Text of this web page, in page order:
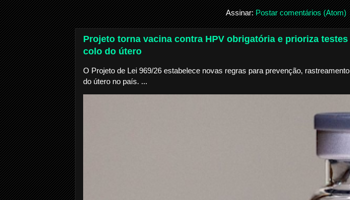
Assinar:Postar comentários (Atom)
Projeto torna vacina contra HPV obrigatória e prioriza
colo do útero
O Projeto de Lei 969/26 estabelece novas regras para prevenção,
do útero no país. ...